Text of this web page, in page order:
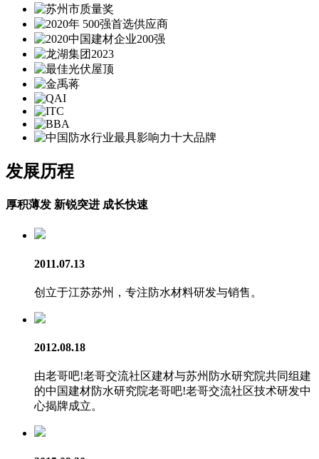
发展历程
厚积薄发 新锐突进 成长快速
2011.07.13
创立于江苏苏州，专注防水材料研发与销售。
2012.08.18
由老哥吧!老哥交流社区建材与苏州防水研究院共同组建
的中国建材防水研究院老哥吧!老哥交流社区技术研发中
心揭牌成立。